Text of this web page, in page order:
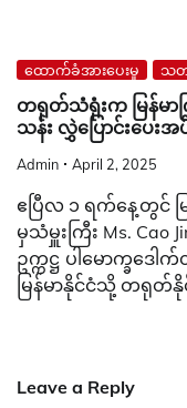
ထောက်ခံအားပေးမှု သတ
တရုတ်သံရုံးက မြန်မာ
သန်း လွှဲပြောင်းပေးအ
Admin April 2, 2025
ဧပြီလ ၁ ရက်နေ့တွင်
မှသံမှူးကြီး Ms. Cao
ဥက္ကဋ္ဌ ပါမောက္ခဒေ
မြန်မာနိုင်ငံသို့ တရုတ်
Leave a Reply